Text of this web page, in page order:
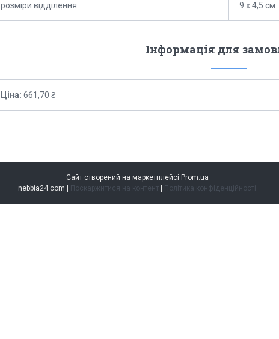
розміри відділення 9 х 4,5 см
Інформація для
Ціна: 661,70 ₴
Сайт створений на маркетплейсі Prom.ua
Поскаржитися на контент Політика конфіденційності